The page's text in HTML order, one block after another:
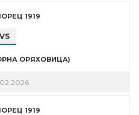
1919
VS
ОРЯХОВИЦА)
1919